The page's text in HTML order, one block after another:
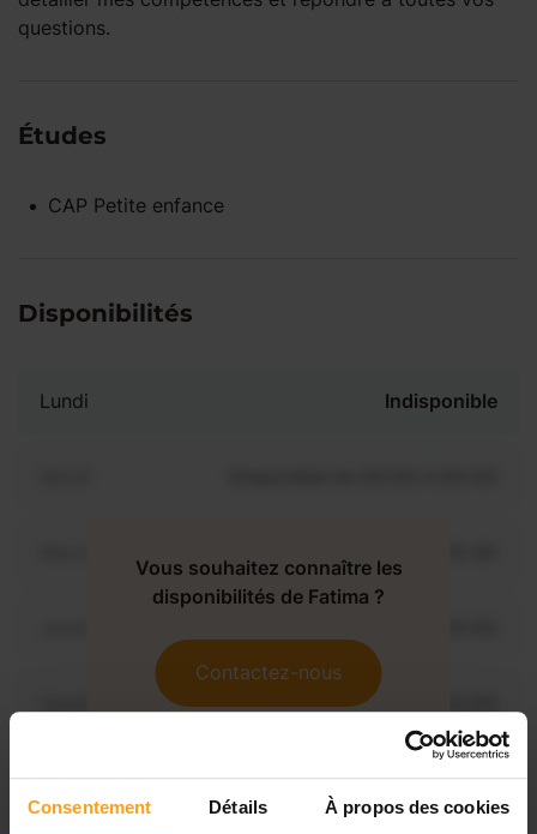
Consentement Détails À propos des cookies
questions.
Études
CAP Petite enfance
Disponibilités
Lundi Indisponible
Disponible de 00:00 à 00:00
Samedi Disponible de 00:00 à 00:00
Vous souhaitez connaître les
disponibilités de Fatima ?
Contactez-nous